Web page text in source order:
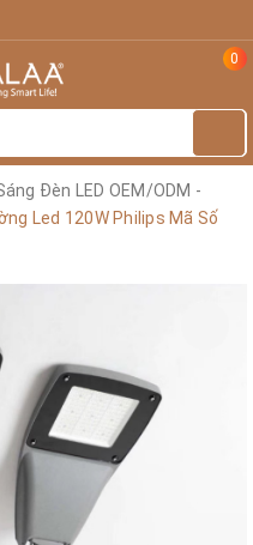
0
Đèn LED OEM/ODM -
Led 120W Philips Mã Số